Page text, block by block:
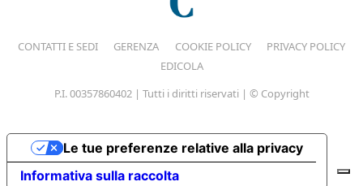
CONTATTI E SEDI GERENZA COOKIE POLICY
PRIVACY POLICY
EDICOLA
P.I. 00357860402 | Tutti i diritti riservati | © Copyright
Informativa sulla raccolta
Le tue preferenze relative alla privacy